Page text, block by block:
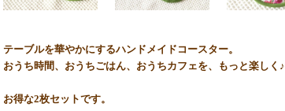
テーブルを華やかにするハンドメイドコースター。
おうち時間、おうちごはん、おうちカフェを、もっと楽しく♪
お得な2枚セットです。